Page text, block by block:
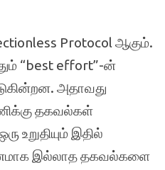
Protocol ஆகும்.
“best effort”-ன்
அதாவது
தகவல்கள்
உறுதியும் இதில்
இல்லாத தகவல்களை